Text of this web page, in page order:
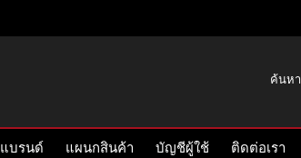
ค้นหา
แบรนด์ แผนกสินค้า บัญชีผู้ใช้ ติดต่อเรา